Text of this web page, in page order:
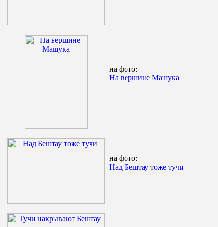
на фото:
На вершине Машука
на фото:
Над Бештау тоже тучи